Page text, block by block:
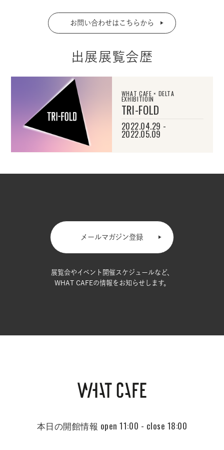
お問い合わせはこちらから
出展展覧会歴
WHAT CAFE × DELTA
EXHIBITIOIN
TRI-FOLD
2022.04.29 -
2022.05.09
メールマガジン登録
展覧会やイベント開催スケジュールなど、
WHAT CAFEの情報をお知らせします。
本日の開館情報 open 11:00 - close 18:00